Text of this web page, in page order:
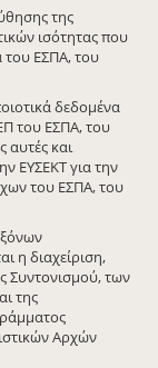
της
ισότητας που
του ΕΣΠΑ, του
δεδομένα
του ΕΣΠΑ, του
αυτές και
ΕΥΣΕΚΤ για την
του ΕΣΠΑ, του
η διαχείριση,
Συντονισμού, των
της
Αρχών